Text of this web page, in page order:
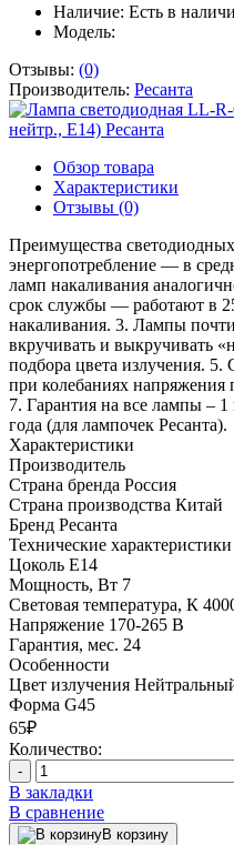
Наличие: Есть в
Модель:
Отзывы: (0)
Производитель: Ресанта
Обзор товара
Характеристики
Отзывы (0)
Преимущества
энергопотребление — в
ламп накаливания
срок службы — работают в
накаливания. 3. Лампы
вкручивать и выкручивать
подбора цвета излучения. 5.
при колебаниях напряжения
7. Гарантия на все лампы –
года (для лампочек Ресанта).
Характеристики
Производитель
Страна бренда Россия
Страна производства Китай
Бренд Ресанта
Технические характеристики
Цоколь E14
Мощность, Вт 7
Световая температура, К
Напряжение 170-265 В
Гарантия, мес. 24
Особенности
Цвет излучения
Форма G45
65₽
Количество:
-
В закладки
В сравнение
В корзину